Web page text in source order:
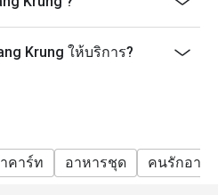
Krung ให้บริการ?
คาร์ท อาหารชุด คนรักอาห